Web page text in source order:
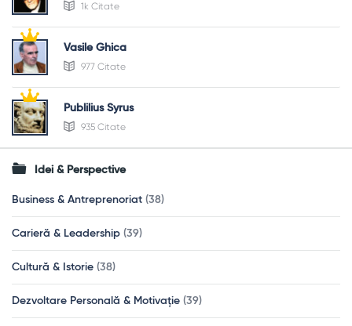
1k Citate
Vasile Ghica
977 Citate
Publilius Syrus
935 Citate
Idei & Perspective
Business & Antreprenoriat (38)
Carieră & Leadership (39)
Cultură & Istorie (38)
Dezvoltare Personală & Motivație (39)